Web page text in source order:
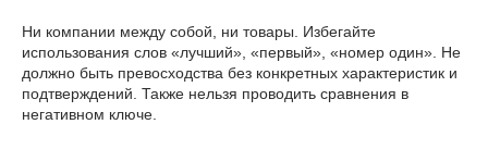
Ни компании между собой, ни товары. Избегайте
использования слов «лучший», «первый», «номер один». Не
должно быть превосходства без конкретных характеристик и
подтверждений. Также нельзя проводить сравнения в
негативном ключе.